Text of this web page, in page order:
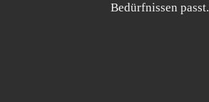
Bedürfnissen passt.